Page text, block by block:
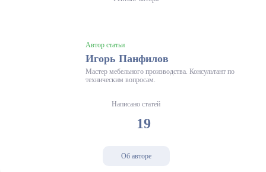
Автор статьи
Игорь Панфилов
Мастер мебельного производства. Консультант по
техническим вопросам.
Написано статей
19
Об авторе